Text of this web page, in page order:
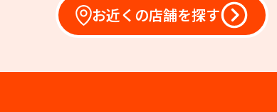
お近くの店舗を探す